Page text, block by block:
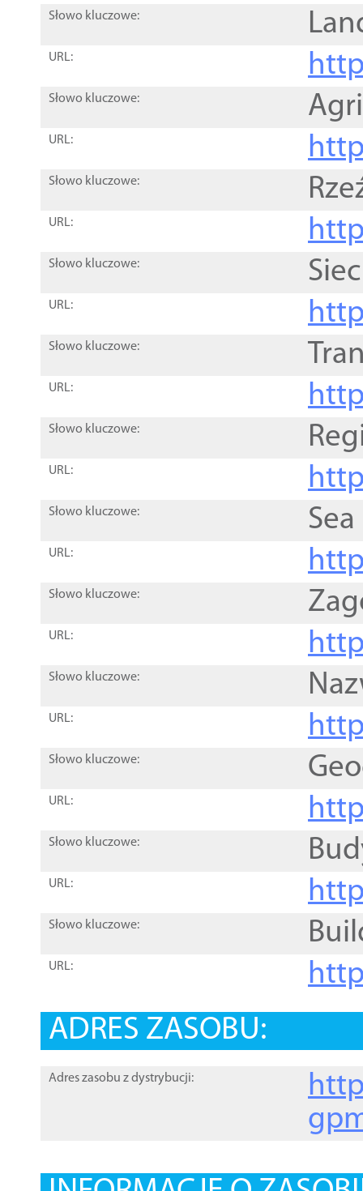
Słowo kluczowe:
URL:
Słowo kluczowe:
URL:
Słowo kluczowe:
URL:
Słowo kluczowe:
URL:
Słowo kluczowe:
URL:
Słowo kluczowe:
URL:
Słowo kluczowe:
URL:
Słowo kluczowe:
URL:
Słowo kluczowe:
URL:
Słowo kluczowe:
URL:
Słowo kluczowe:
URL:
Słowo kluczowe:
URL:
ADRES ZASOBU:
Adres zasobu z dystrybucji: